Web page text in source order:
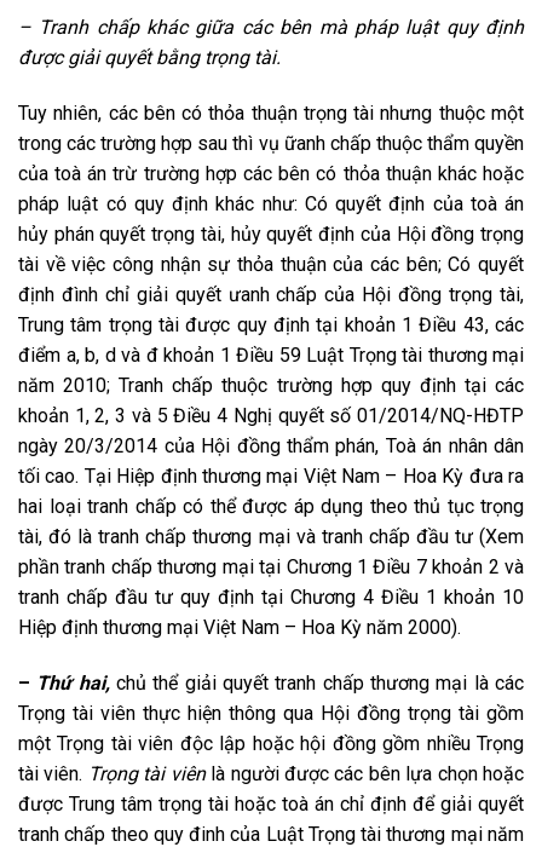
– Tranh chấp khác giữa các bên mà pháp luật quy định
được giải quyết bằng trọng tài.
Tuy nhiên, các bên có thỏa thuận trọng tài nhưng thuộc một
trong các trường hợp sau thì vụ ữanh chấp thuộc thẩm quyền
của toà án trừ trường hợp các bên có thỏa thuận khác hoặc
pháp luật có quy định khác như: Có quyết định của toà án
hủy phán quyết trọng tài, hủy quyết định của Hội đồng trọng
tài về việc công nhận sự thỏa thuận của các bên; Có quyết
định đình chỉ giải quyết ưanh chấp của Hội đồng trọng tài,
Trung tâm trọng tài được quy định tại khoản 1 Điều 43, các
điểm a, b, d và đ khoản 1 Điều 59 Luật Trọng tài thương mại
năm 2010; Tranh chấp thuộc trường hợp quy định tại các
khoản 1, 2, 3 và 5 Điều 4 Nghị quyết số 01/2014/NQ-HĐTP
ngày 20/3/2014 của Hội đồng thẩm phán, Toà án nhân dân
tối cao. Tại Hiệp định thương mại Việt Nam – Hoa Kỳ đưa ra
hai loại tranh chấp có thể được áp dụng theo thủ tục trọng
tài, đó là tranh chấp thương mại và tranh chấp đầu tư (Xem
phần tranh chấp thương mại tại Chương 1 Điều 7 khoản 2 và
tranh chấp đầu tư quy định tại Chương 4 Điều 1 khoản 10
Hiệp định thương mại Việt Nam – Hoa Kỳ năm 2000).
– Thứ hai,chủ thể giải quyết tranh chấp thương mại là các
Trọng tài viên thực hiện thông qua Hội đồng trọng tài gồm
một Trọng tài viên độc lập hoặc hội đồng gồm nhiều Trọng
tài viên. Trọng tài viênlà người được các bên lựa chọn hoặc
được Trung tâm trọng tài hoặc toà án chỉ định để giải quyết
tranh chấp theo quy đinh của Luật Trọng tài thương mại năm